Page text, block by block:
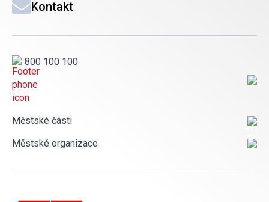
Kontakt
800 100 100
Městské části
Městské organizace